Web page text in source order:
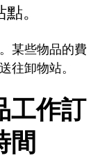
。
某些物品的費
往卸物站。
工作訂
間